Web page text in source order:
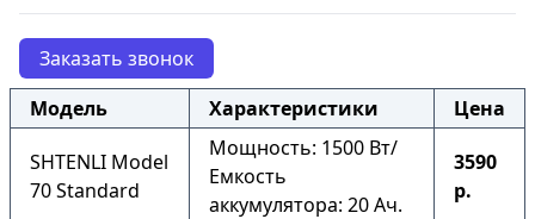
Заказать звонок
Модель
Характеристики Цена
SHTENLI Model
70 Standard
Мощность: 1500 Вт/
Емкость
аккумулятора: 20 Ач.
3590
р.